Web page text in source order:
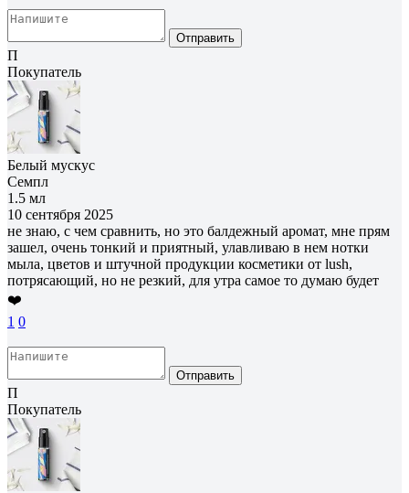
Отправить
П
Покупатель
Белый мускус
Семпл
1.5 мл
10 сентября 2025
не знаю, с чем сравнить, но это балдежный аромат, мне прям
зашел, очень тонкий и приятный, улавливаю в нем нотки
мыла, цветов и штучной продукции косметики от lush,
потрясающий, но не резкий, для утра самое то думаю будет
❤️
1 0
Отправить
П
Покупатель